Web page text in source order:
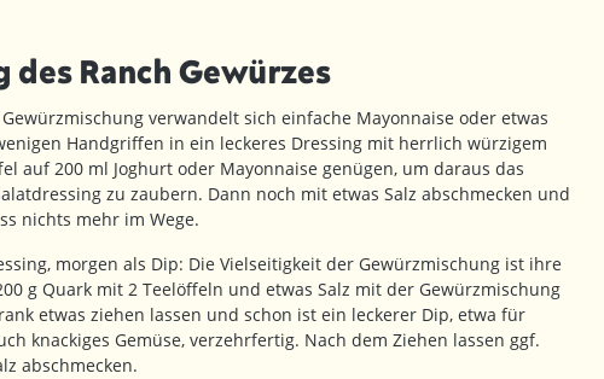
des Ranch Gewürzes
verwandelt sich einfache Mayonnaise oder etwas
Handgriffen in ein leckeres Dressing mit herrlich würzigem
auf 200 ml Joghurt oder Mayonnaise genügen, um daraus das
zu zaubern. Dann noch mit etwas Salz abschmecken und
nichts mehr im Wege.
morgen als Dip: Die Vielseitigkeit der Gewürzmischung ist ihre
g Quark mit 2 Teelöffeln und etwas Salz mit der Gewürzmischung
etwas ziehen lassen und schon ist ein leckerer Dip, etwa für
knackiges Gemüse, verzehrfertig. Nach dem Ziehen lassen ggf.
abschmecken.